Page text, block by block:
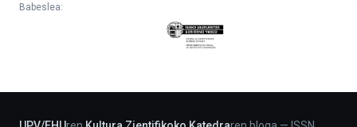
Babeslea:
Eusko
Jaurlaritza